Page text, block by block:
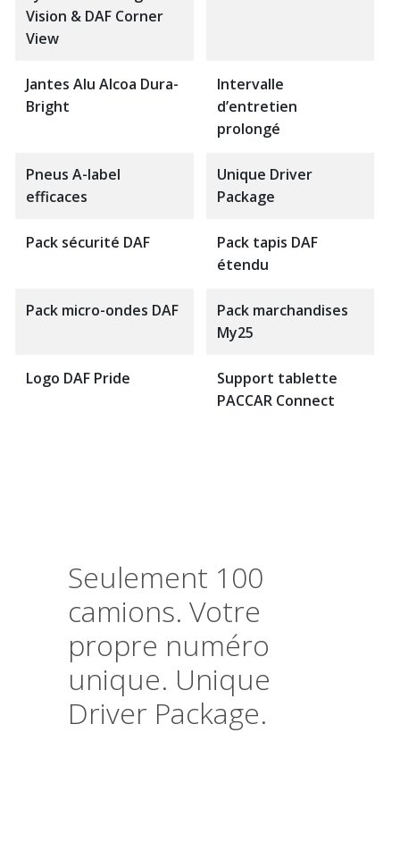
Vision & DAF Corner
View
Jantes Alu Alcoa Dura-
Bright
Intervalle
d’entretien
prolongé
Pneus A-label
efficaces
Unique Driver
Package
Pack sécurité DAF
Pack tapis DAF
étendu
Pack micro-ondes DAF
Pack marchandises
My25
Logo DAF Pride
Support tablette
PACCAR Connect
Seulement 100
camions. Votre
propre numéro
unique. Unique
Driver Package.